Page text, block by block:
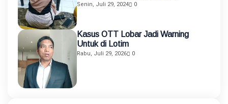
Senin, Juli 29, 2024 0
Kasus OTT Lobar Jadi Warning
Untuk di Lotim
Rabu, Juli 29, 2026 0